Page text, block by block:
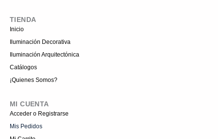
TIENDA
Inicio
Iluminación Decorativa
Iluminación Arquitectónica
Catálogos
¡Quienes Somos?
MI CUENTA
Acceder o Registrarse
Mis Pedidos